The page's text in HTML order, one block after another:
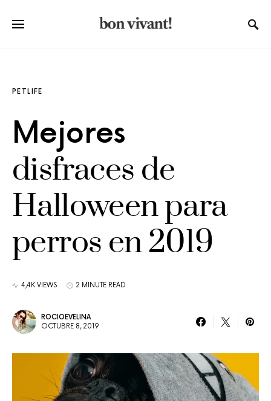
PETLIFE
Mejores
disfraces de
Halloween para
perros en 2019
4,4K VIEWS 2 MINUTE READ
ROCIOEVELINA
OCTUBRE 8, 2019